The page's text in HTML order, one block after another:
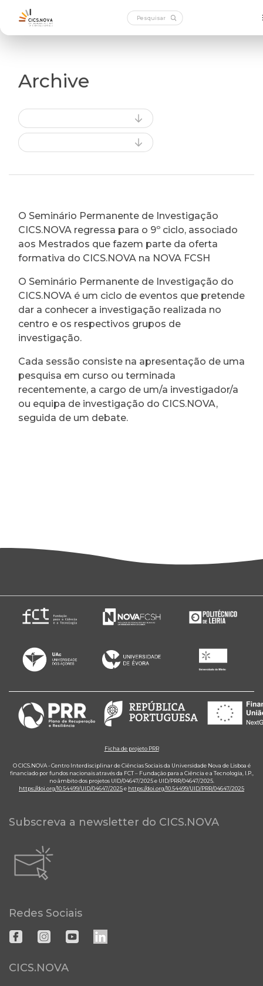
Archive
O Seminário Permanente de Investigação
CICS.NOVA regressa para o 9º ciclo, associado
aos Mestrados que fazem parte da oferta
formativa do CICS.NOVA na NOVA FCSH
O Seminário Permanente de Investigação do
CICS.NOVA é um ciclo de eventos que pretende
dar a conhecer a investigação realizada no
centro e os respectivos grupos de
investigação.
Cada sessão consiste na apresentação de uma
pesquisa em curso ou terminada
recentemente, a cargo de um/a investigador/a
ou equipa de investigação do CICS.NOVA,
seguida de um debate.
Ficha de projeto PRR
O CICS.NOVA - Centro Interdisciplinar de Ciências Sociais da Universidade Nova de Lisboa é
financiado por fundos nacionais através da FCT – Fundação para a Ciência e a Tecnologia, I.P.,
no âmbito dos projetos UID/04647/2025 e UID/PRR/04647/2025.
https://doi.org/10.54499/UID/04647/2025e https://doi.org/10.54499/UID/PRR/04647/2025
Subscreva a newsletter do CICS.NOVA
Redes Sociais
CICS.NOVA